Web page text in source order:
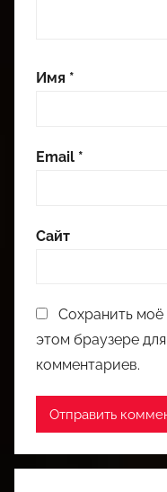
Имя *
Email *
Сайт
Сохранить моё
этом браузере
комментариев.